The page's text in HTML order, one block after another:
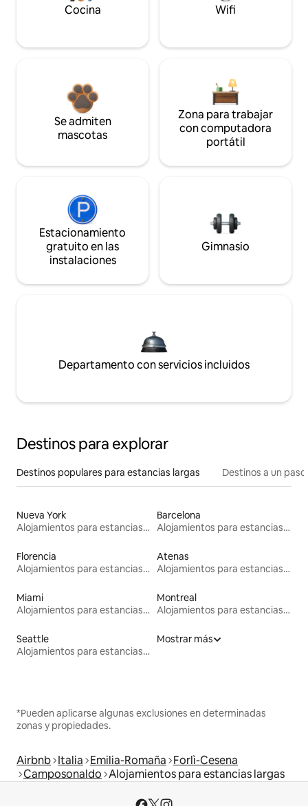
Cocina Wifi
Se admiten
mascotas
Zona para trabajar
con computadora
portátil
Estacionamiento
gratuito en las
instalaciones
Gimnasio
Departamento con servicios incluidos
Destinos para explorar
Destinos populares para estancias largas Destinos a un
Nueva York
Alojamientos para estancias largas
Barcelona
Alojamientos para estancias largas
Florencia
Alojamientos para estancias largas
Atenas
Alojamientos para estancias largas
Miami
Alojamientos para estancias largas
Montreal
Alojamientos para estancias largas
Seattle
Alojamientos para estancias largas
Mostrar más
*Pueden aplicarse algunas exclusiones en determinadas
zonas y propiedades.
Airbnb Italia Emilia-Romaña Forlì-Cesena
Camposonaldo Alojamientos para estancias largas